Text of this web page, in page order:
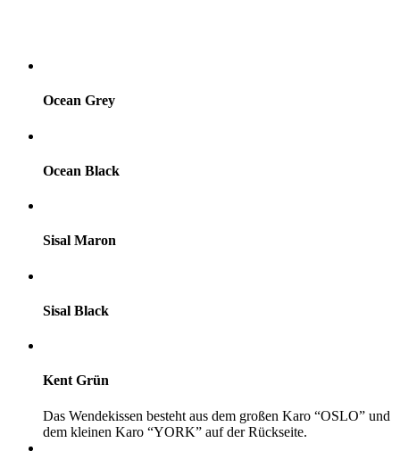
Ocean Grey
Ocean Black
Sisal Maron
Sisal Black
Kent Grün
Das Wendekissen besteht aus dem großen Karo “OSLO” und
dem kleinen Karo “YORK” auf der Rückseite.